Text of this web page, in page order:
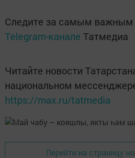
Следите за самым важным
Telegram-канале Татмедиа
Читайте новости
национальном
https://max.ru/tatmedia
Перейти на страницу